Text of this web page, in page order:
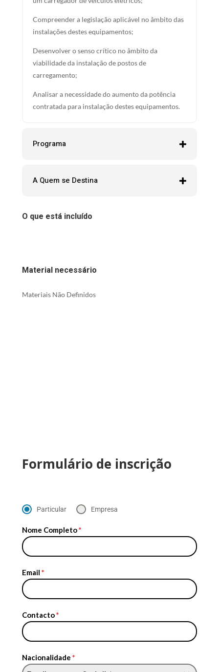
Compreender a legislação aplicável no âmbito das
instalações destes equipamentos;
Desenvolver o senso crítico no âmbito da
viabilidade da instalação de postos de
carregamento;
Analisar a necessidade do aumento da potência
contratada para instalação destes equipamentos.
Programa
A Quem se Destina
O que está incluído
Material necessário
Materiais Não Definidos
Formulário de inscrição
Particular Empresa
Nome Completo*
Email *
Contacto*
Nacionalidade *